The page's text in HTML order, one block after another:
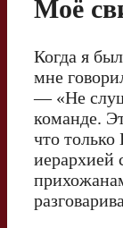
Моё
Когда я
мне
— «Не
команде.
что только
иерархией